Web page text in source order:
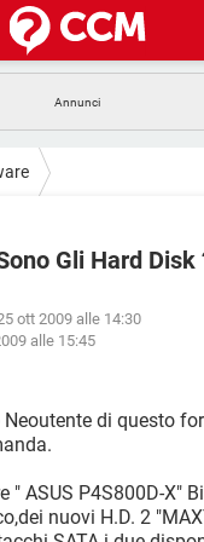
WHATSAPP
WHATSAPP
GAMING
FACEBOOK
GAMING
FACEBOOK
ANDROID
WHATSAPP
Gli Hard Disk
ott 2009 alle 14:30
alle 15:45
di questo
" ASUS P4S800D-X"
nuovi H.D. 2